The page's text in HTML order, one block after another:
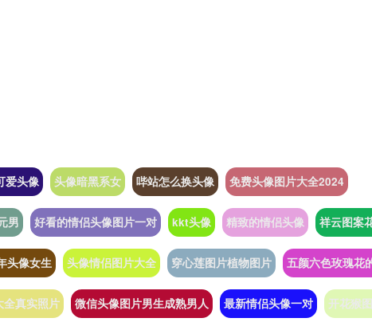
爱头像 头像暗黑系女 哔站怎么换头像 免费头像图片大全2024
男 好看的情侣头像图片一对 kkt头像 精致的情侣头像 祥云图案
头像女生 头像情侣图片大全 穿心莲图片植物图片 五颜六色玫瑰花
全真实照片 微信头像图片男生成熟男人 最新情侣头像一对 开花猴